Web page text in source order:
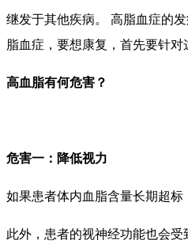
继发于其他疾病。 高脂血症的
脂血症，要想康复，首先要针对
高血脂有何危害？
危害一：降低视力
如果患者体内血脂含量长期超
此外，患者的视神经功能也会